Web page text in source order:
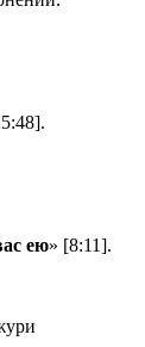
ею» [8:11].